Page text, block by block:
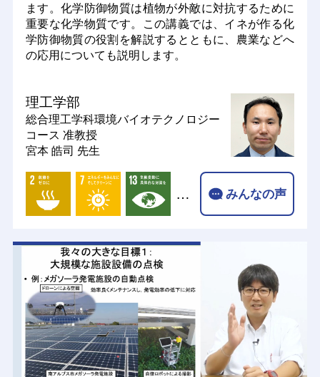
ます。化学防御物質は植物が外敵に対抗するために
重要な化学物質です。この講義では、イネが作る化
学防御物質の役割を解説するとともに、農業などへ
の応用についても説明します。
理工学部
総合理工学科環境バイオテクノロジー
コース 准教授
宮本 皓司 先生
… みんなの声